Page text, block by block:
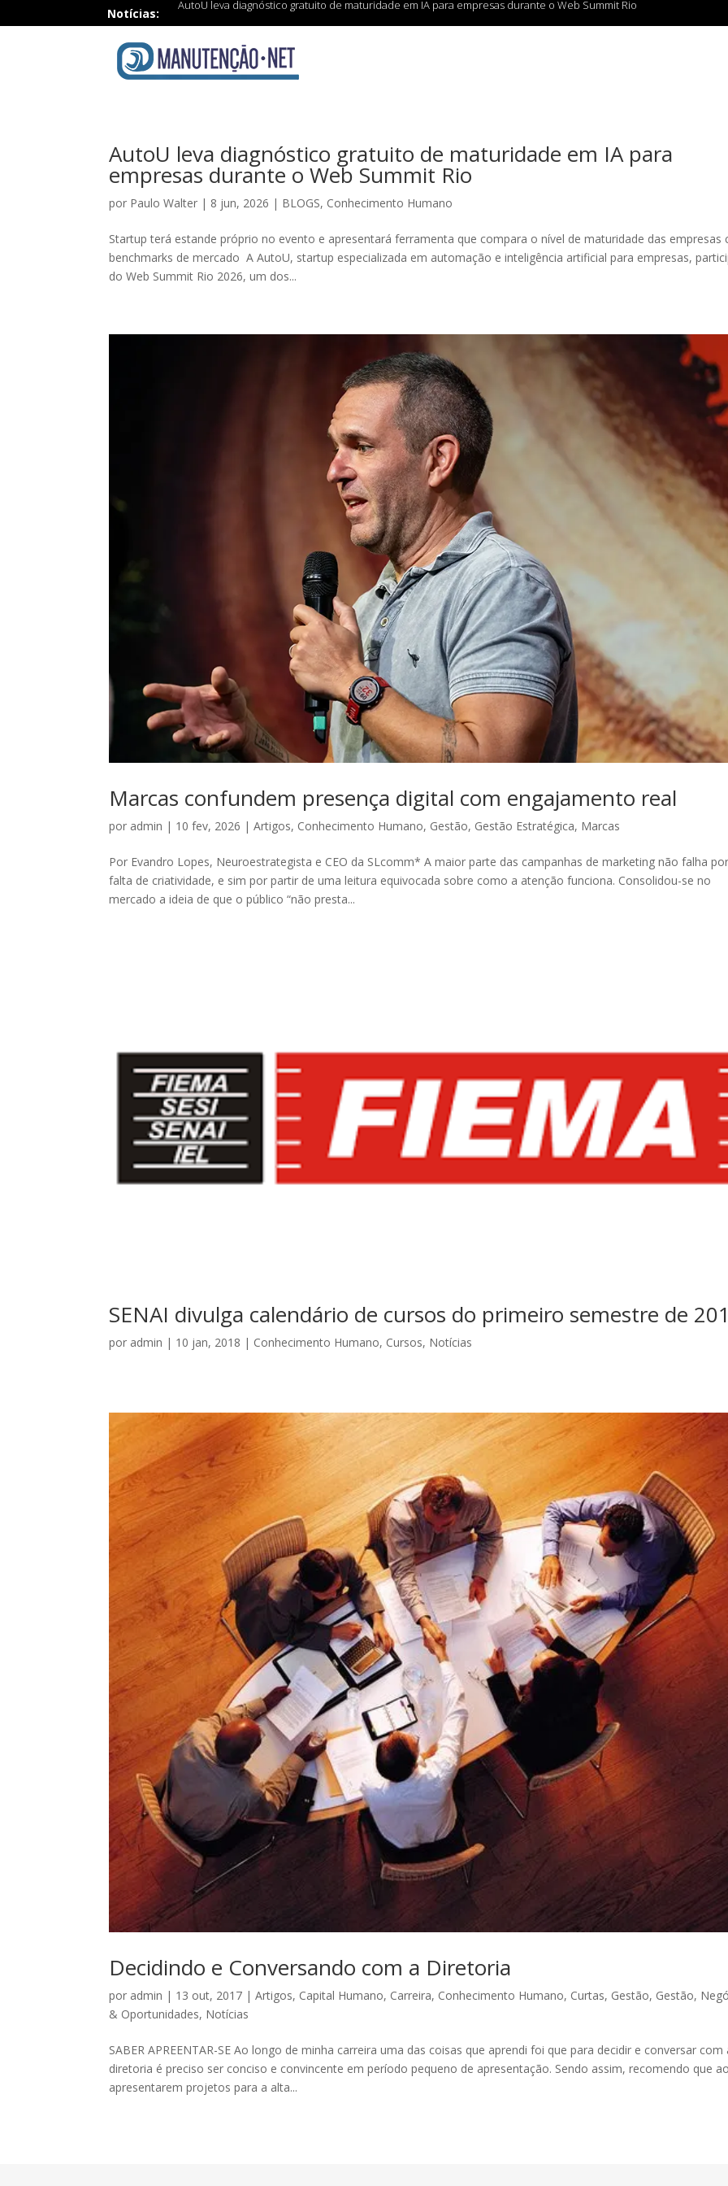
Notícias:
AutoU leva diagnóstico gratuito de maturidade em IA para empresas durante o Web Summit Rio
AutoU leva diagnóstico gratuito de maturidade em IA para
empresas durante o Web Summit Rio
por Paulo Walter | 8 jun, 2026 | BLOGS, Conhecimento Humano
Startup terá estande próprio no evento e apresentará ferramenta que compara o nível de maturidade das empresas
benchmarks de mercado A AutoU, startup especializada em automação e inteligência artificial para empresas,
do Web Summit Rio 2026, um dos...
Marcas confundem presença digital com engajamento real
por admin | 10 fev, 2026 |Artigos, Conhecimento Humano, Gestão, Gestão Estratégica, Marcas
Por Evandro Lopes, Neuroestrategista e CEO da SLcomm* A maior parte das campanhas de marketing não falha
falta de criatividade, e sim por partir de uma leitura equivocada sobre como a atenção funciona. Consolidou-se no
mercado a ideia de que o público “não presta...
SENAI divulga calendário de cursos do primeiro semestre de
por admin | 10 jan, 2018 | Conhecimento Humano, Cursos, Notícias
Decidindo e Conversando com a Diretoria
por admin | 13 out, 2017 |Artigos, Capital Humano, Carreira, Conhecimento Humano, Curtas, Gestão, Gestão,
& Oportunidades, Notícias
SABER APREENTAR-SE Ao longo de minha carreira uma das coisas que aprendi foi que para decidir e conversar com
diretoria é preciso ser conciso e convincente em período pequeno de apresentação. Sendo assim, recomendo que
apresentarem projetos para a alta...